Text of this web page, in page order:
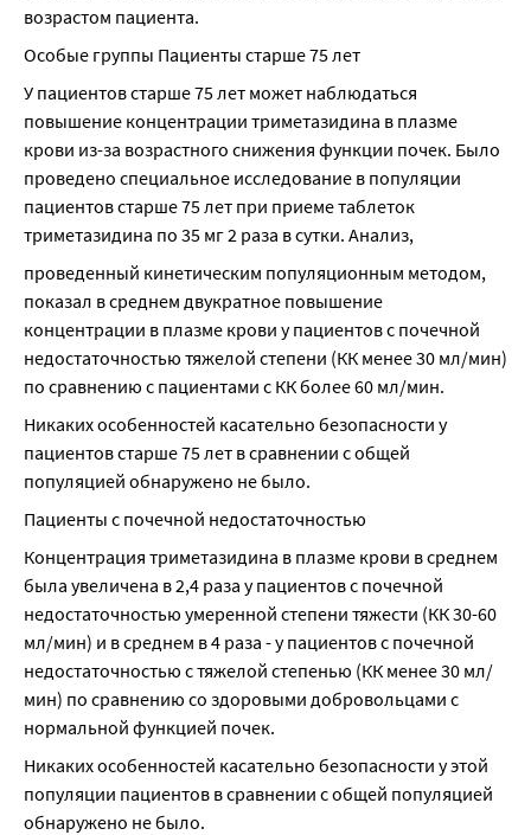
возрастом пациента.
Особые группы Пациенты старше 75 лет
У пациентов старше 75 лет может наблюдаться
повышение концентрации триметазидина в плазме
крови из-за возрастного снижения функции почек. Было
проведено специальное исследование в популяции
пациентов старше 75 лет при приеме таблеток
триметазидина по 35 мг 2 раза в сутки. Анализ,
проведенный кинетическим популяционным методом,
показал в среднем двукратное повышение
концентрации в плазме крови у пациентов с почечной
недостаточностью тяжелой степени (КК менее 30 мл/мин)
по сравнению с пациентами с КК более 60 мл/мин.
Никаких особенностей касательно безопасности у
пациентов старше 75 лет в сравнении с общей
популяцией обнаружено не было.
Пациенты с почечной недостаточностью
Концентрация триметазидина в плазме крови в среднем
была увеличена в 2,4 раза у пациентов с почечной
недостаточностью умеренной степени тяжести (КК 30-60
мл/мин) и в среднем в 4 раза - у пациентов с почечной
недостаточностью с тяжелой степенью (КК менее 30 мл/
мин) по сравнению со здоровыми добровольцами с
нормальной функцией почек.
Никаких особенностей касательно безопасности у этой
популяции пациентов в сравнении с общей популяцией
обнаружено не было.